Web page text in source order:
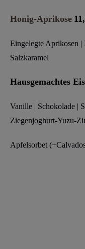
Honig-Aprikose
Eingelegte Aprikosen |
Salzkaramel
Hausgemachtes
Vanille | Schokolade |
Ziegenjoghurt-Yuzu-
Apfelsorbet